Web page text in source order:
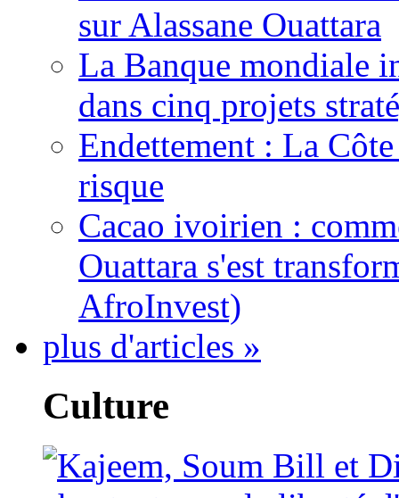
sur Alassane Ouattara
La Banque mondiale
dans cinq projets
Endettement : La
risque
Cacao ivoirien :
Ouattara s'est
AfroInvest)
plus d'articles »
Culture